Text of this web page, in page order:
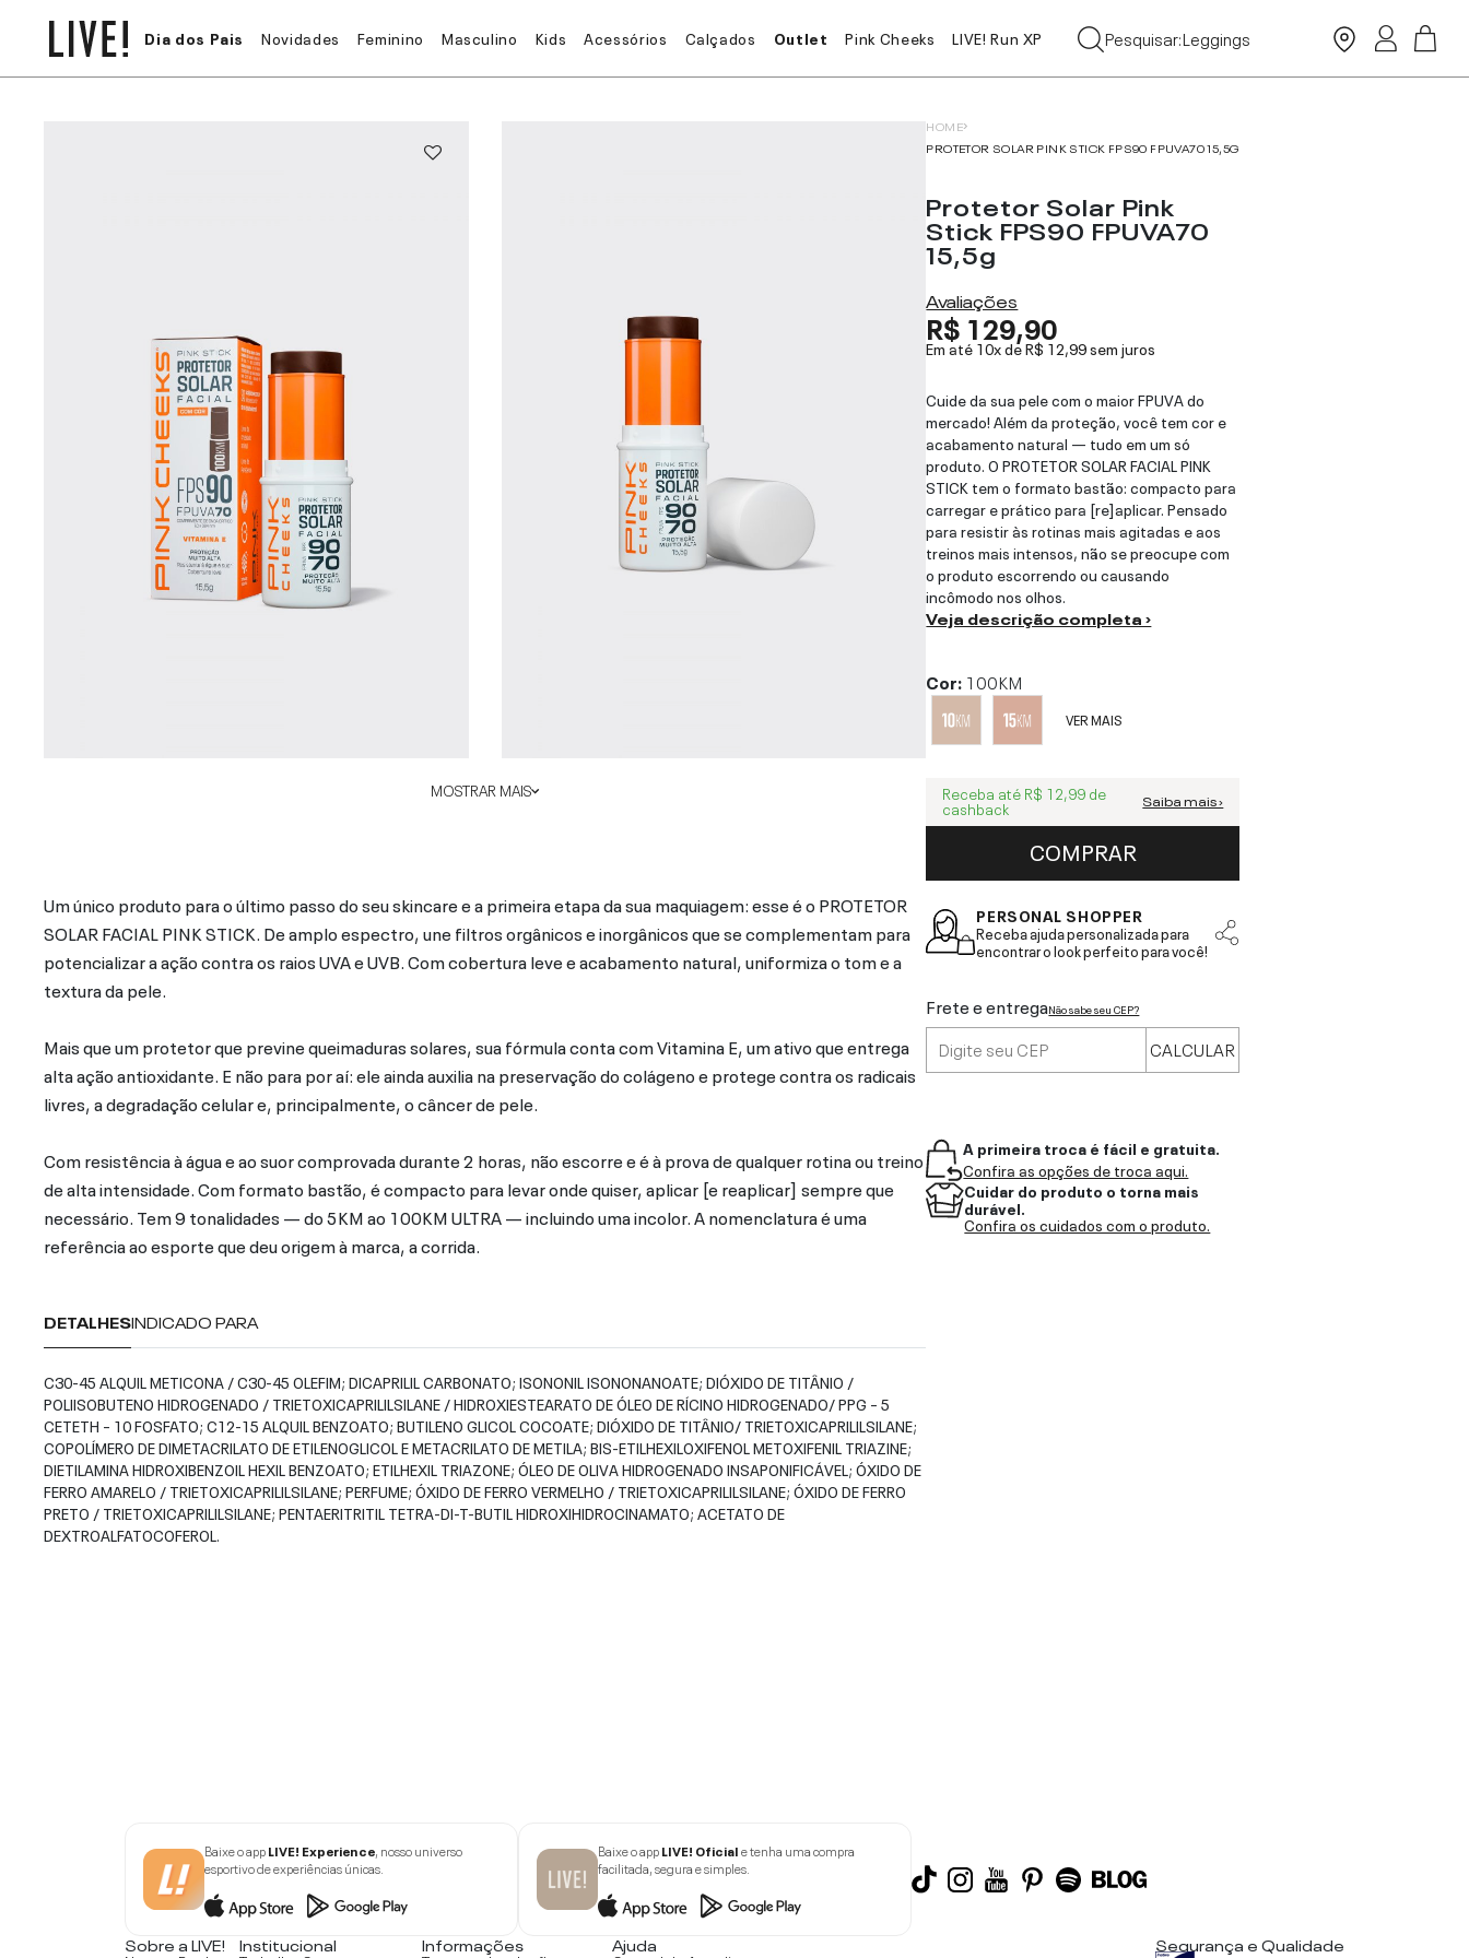
Dia dos Pais Novidades Feminino Masculino Kids Acessórios Calçados Outlet Pink Cheeks LIVE! Run XP
Pesquisar:Leggings
MOSTRAR MAIS
Um único produto para o último passo do seu skincare e a primeira etapa da sua maquiagem: esse é o PROTETOR
SOLAR FACIAL PINK STICK. De amplo espectro, une filtros orgânicos e inorgânicos que se complementam para
potencializar a ação contra os raios UVA e UVB. Com cobertura leve e acabamento natural, uniformiza o tom e a
textura da pele.
Mais que um protetor que previne queimaduras solares, sua fórmula conta com Vitamina E, um ativo que entrega
alta ação antioxidante. E não para por aí: ele ainda auxilia na preservação do colágeno e protege contra os radicais
livres, a degradação celular e, principalmente, o câncer de pele.
Com resistência à água e ao suor comprovada durante 2 horas, não escorre e é à prova de qualquer rotina ou treino
de alta intensidade. Com formato bastão, é compacto para levar onde quiser, aplicar [e reaplicar] sempre que
necessário. Tem 9 tonalidades — do 5KM ao 100KM ULTRA — incluindo uma incolor. A nomenclatura é uma
referência ao esporte que deu origem à marca, a corrida.
DETALHESINDICADO PARA
C30-45 ALQUIL METICONA / C30-45 OLEFIM; DICAPRILIL CARBONATO; ISONONIL ISONONANOATE; DIÓXIDO DE TITÂNIO /
POLIISOBUTENO HIDROGENADO / TRIETOXICAPRILILSILANE / HIDROXIESTEARATO DE ÓLEO DE RÍCINO HIDROGENADO/ PPG – 5
CETETH – 10 FOSFATO; C12-15 ALQUIL BENZOATO; BUTILENO GLICOL COCOATE; DIÓXIDO DE TITÂNIO/ TRIETOXICAPRILILSILANE;
COPOLÍMERO DE DIMETACRILATO DE ETILENOGLICOL E METACRILATO DE METILA; BIS-ETILHEXILOXIFENOL METOXIFENIL TRIAZINE;
DIETILAMINA HIDROXIBENZOIL HEXIL BENZOATO; ETILHEXIL TRIAZONE; ÓLEO DE OLIVA HIDROGENADO INSAPONIFICÁVEL; ÓXIDO DE
FERRO AMARELO / TRIETOXICAPRILILSILANE; PERFUME; ÓXIDO DE FERRO VERMELHO / TRIETOXICAPRILILSILANE; ÓXIDO DE FERRO
PRETO / TRIETOXICAPRILILSILANE; PENTAERITRITIL TETRA-DI-T-BUTIL HIDROXIHIDROCINAMATO; ACETATO DE
DEXTROALFATOCOFEROL.
HOME
PROTETOR SOLAR PINK STICK FPS90 FPUVA70 15,5G
Protetor Solar Pink
Stick FPS90 FPUVA70
15,5g
Avaliações
R$ 129,90
Em até 10x deR$ 12,99sem juros
Cuide da sua pele com o maior FPUVA do
mercado! Além da proteção, você tem cor e
acabamento natural — tudo em um só
produto. O PROTETOR SOLAR FACIAL PINK
STICK tem o formato bastão: compacto para
carregar e prático para [re]aplicar. Pensado
para resistir às rotinas mais agitadas e aos
treinos mais intensos, não se preocupe com
o produto escorrendo ou causando
incômodo nos olhos.
Veja descrição completa ›
Cor: 100KM
VER MAIS
Receba até R$ 12,99 de
cashback Saiba mais ›
COMPRAR
PERSONAL SHOPPER
Receba ajuda personalizada para
encontrar o look perfeito para você!
Frete e entregaNão sabe seu CEP?
CALCULAR
A primeira troca é fácil e gratuita.
Confira as opções de troca aqui.
Cuidar do produto o torna mais
durável.
Confira os cuidados com o produto.
Baixe o appLIVE! Experience, nosso universo
esportivo de experiências únicas.
Baixe o appLIVE! Oficiale tenha uma compra
facilitada, segura e simples.
Sobre a LIVE! Institucional Informações Ajuda Segurança e Qualidade